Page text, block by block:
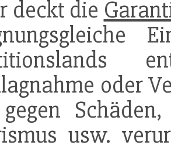
deckt die
oder
usw.